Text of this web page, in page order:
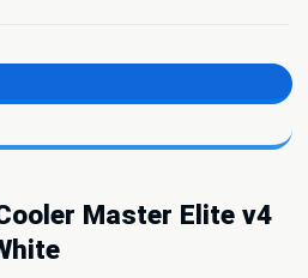
Master Elite v4